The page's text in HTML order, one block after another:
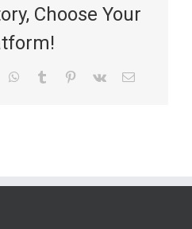
Choose Your
WhatsApp
Tumblr Pinterest
Vk Email